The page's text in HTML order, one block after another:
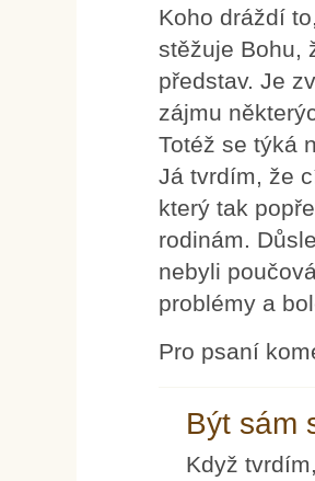
Koho dráždí
stěžuje Bohu,
představ. Je
zájmu
Totéž se týká
Já tvrdím, že
který tak
rodinám.
nebyli
problémy a
Pro psaní
Být sám
Když